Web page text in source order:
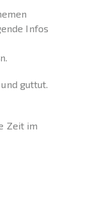
Infos
guttut.
Zeit im